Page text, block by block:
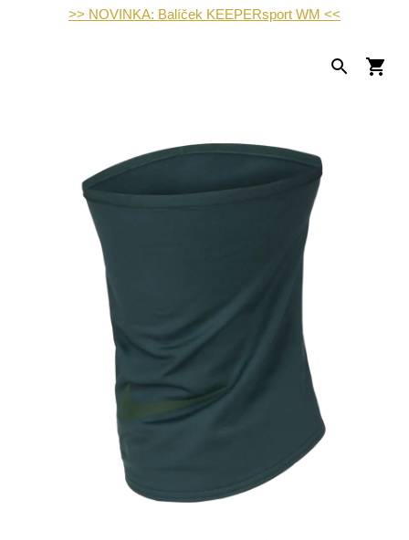
>> NOVINKA: Balíček KEEPERsport WM <<